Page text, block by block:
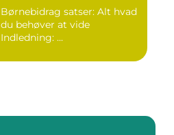
Børnebidrag satser: Alt hvad
du behøver at vide
Indledning: ...